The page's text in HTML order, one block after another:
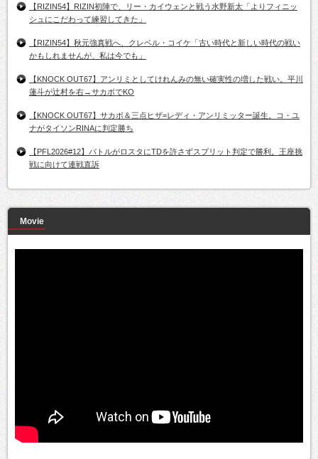
【RIZIN54】RIZIN初陣で、リー・カイウェンと戦う水野新太「よりフィニッ
シュにこだわって練習してきた」
【RIZIN54】秋元強真戦へ、クレベル・コイケ「古い時代と新しい時代の戦い
かもしれませんが、私は今でも」
【KNOCK OUT67】アンリミとしてけれんみの無い確実性の増した戦い。平川
蓮斗が辻村を右→サカボでKO
【KNOCK OUT67】サカボ＆三点ヒザ=レディ・アンリミッター誕生。コ・ユ
ナがタイソンRINAに判定勝ち
【PFL2026#12】バトルがロスタにTDを許さずスプリット判定で勝利。王座挑
戦に向けて連戦直訴
Movie